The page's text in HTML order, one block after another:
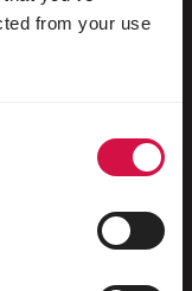
from your use